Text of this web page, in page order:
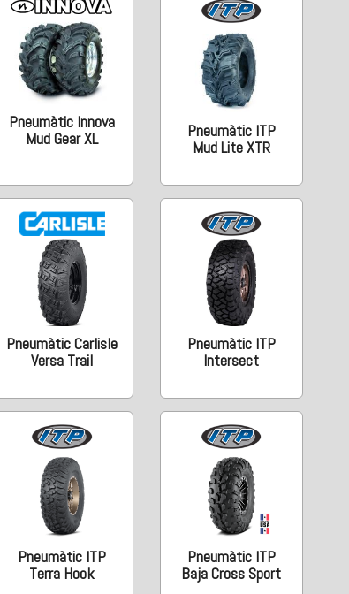
Pneumàtic Innova
Mud Gear XL
Pneumàtic ITP
Mud Lite XTR
Pneumàtic Carlisle
Versa Trail
Pneumàtic ITP
Intersect
Pneumàtic ITP
Terra Hook
Pneumàtic ITP
Baja Cross Sport